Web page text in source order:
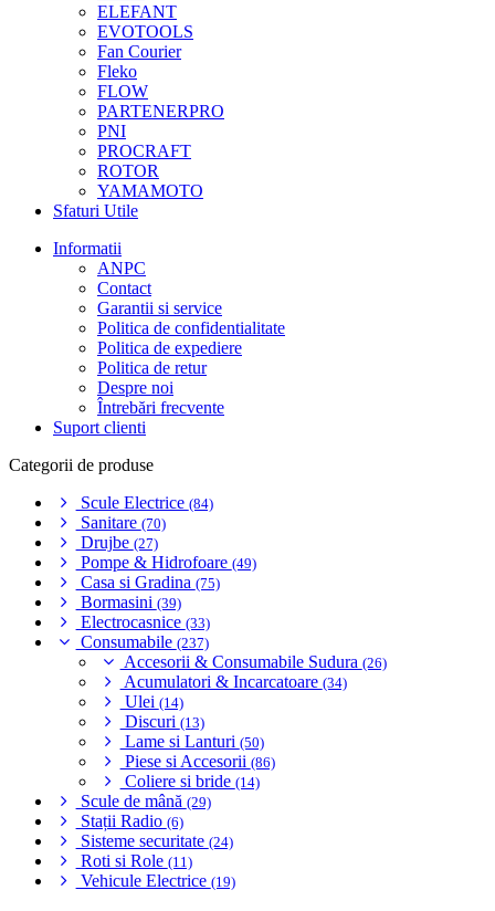
ELEFANT
EVOTOOLS
Fan Courier
Fleko
FLOW
PARTENERPRO
PNI
PROCRAFT
ROTOR
YAMAMOTO
Sfaturi Utile
Informatii
ANPC
Contact
Garantii si service
Politica de confidentialitate
Politica de expediere
Politica de retur
Despre noi
Întrebări frecvente
Suport clienti
Categorii de produse
Scule Electrice (84)
Sanitare (70)
Drujbe (27)
Pompe & Hidrofoare (49)
Casa si Gradina (75)
Bormasini (39)
Electrocasnice (33)
Consumabile (237)
Accesorii & Consumabile Sudura (26)
Acumulatori & Incarcatoare (34)
Ulei (14)
Discuri (13)
Lame si Lanturi (50)
Piese si Accesorii (86)
Coliere si bride (14)
Scule de mână (29)
Stații Radio (6)
Sisteme securitate (24)
Roti si Role (11)
Vehicule Electrice (19)